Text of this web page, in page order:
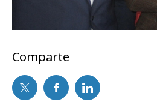
Comparte